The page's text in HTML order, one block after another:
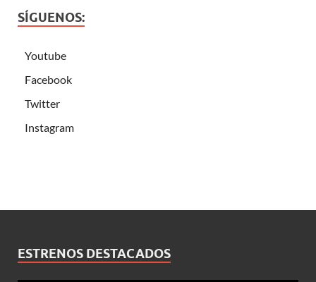
SÍGUENOS:
Youtube
Facebook
Twitter
Instagram
ESTRENOS DESTACADOS